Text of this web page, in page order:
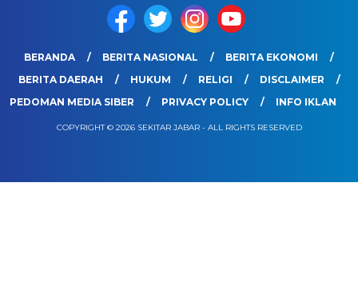
BERANDA BERITA NASIONAL
BERITA EKONOMI
BERITA DAERAH
HUKUM RELIGI
DISCLAIMER
PEDOMAN MEDIA SIBER
PRIVACY POLICY INFO IKLAN
COPYRIGHT © 2026 SEKITAR JABAR - ALL RIGHTS RESERVED